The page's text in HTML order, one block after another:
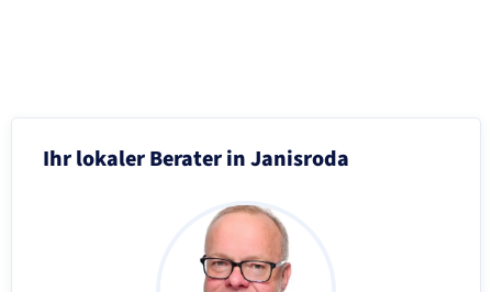
Ihr lokaler Berater in Janisroda